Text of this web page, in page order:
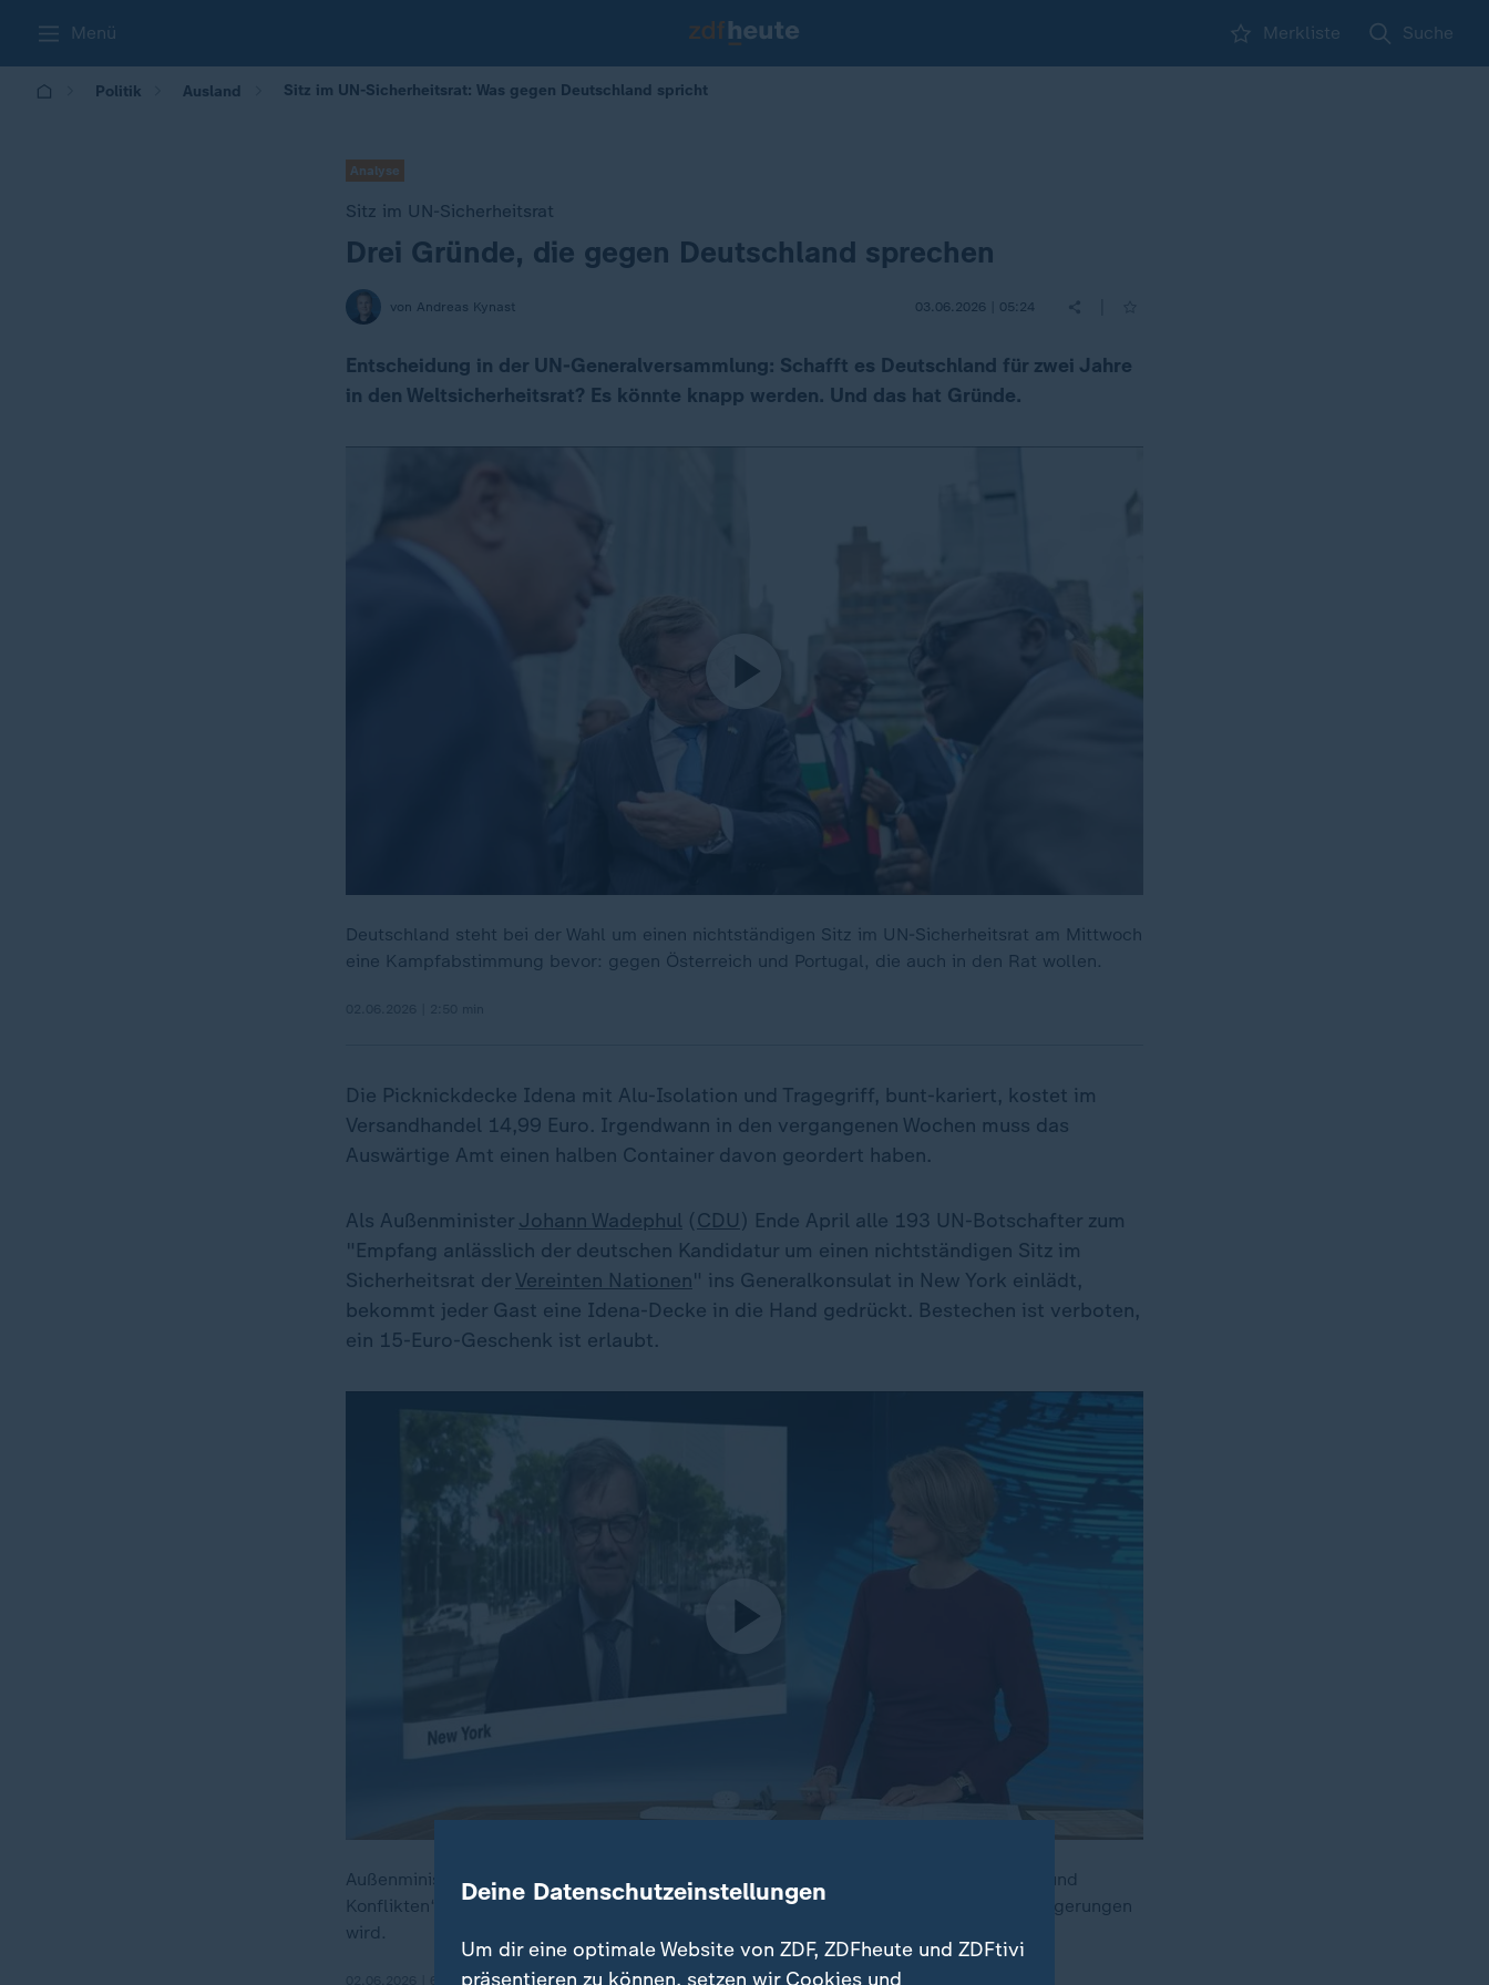
Menü Merkliste Suche
Politik Ausland Sitz im UN-Sicherheitsrat: Was gegen Deutschland spricht
Analyse
Sitz im UN-Sicherheitsrat
:Drei Gründe, die gegen Deutschland sprechen
von Andreas Kynast 03.06.2026 | 05:24
Entscheidung in der UN-Generalversammlung: Schafft es Deutschland für zwei Jahre
in den Weltsicherheitsrat? Es könnte knapp werden. Und das hat Gründe.
Deutschland steht bei der Wahl um einen nichtständigen Sitz im UN-Sicherheitsrat am Mittwoch
eine Kampfabstimmung bevor: gegen Österreich und Portugal, die auch in den Rat wollen.
Die Picknickdecke Idena mit Alu-Isolation und Tragegriff, bunt-kariert, kostet im
Versandhandel 14,99 Euro. Irgendwann in den vergangenen Wochen muss das
Auswärtige Amt einen halben Container davon geordert haben.
Als Außenminister Johann Wadephul (CDU) Ende April alle 193 UN-Botschafter zum
"Empfang anlässlich der deutschen Kandidatur um einen nichtständigen Sitz im
Sicherheitsrat der Vereinten Nationen" ins Generalkonsulat in New York einlädt,
bekommt jeder Gast eine Idena-Decke in die Hand gedrückt. Bestechen ist verboten,
ein 15-Euro-Geschenk ist erlaubt.
Außenminister Wadephul (CDU) spricht "angesichts der steigenden Zahl von Krisen und
Konflikten“ von einem großen Bedürfnis, dass im Sicherheitsrat wieder um Lösungen gerungen
wird.
02.06.2026 | 6:36 min
Deine Datenschutzeinstellungen
Um dir eine optimale Website von ZDF, ZDFheute und ZDFtivi
präsentieren zu können, setzen wir Cookies und